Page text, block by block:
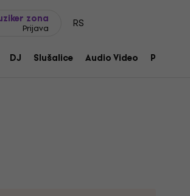
zona
Prijava RS
DJ Slušalice Audio Video Pribor
OM 10 High Gloss